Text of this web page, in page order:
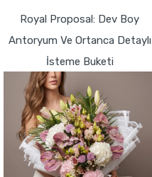
Royal Proposal: Dev Boy
Antoryum Ve Ortanca Detaylı
İsteme Buketi